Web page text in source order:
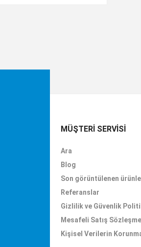
MÜŞTERI SERVISI
Ara
Blog
Son görüntülenen
Referanslar
Gizlilik ve Güvenlik
Mesafeli Satış
Kişisel Verilerin